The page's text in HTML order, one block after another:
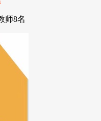
师8名